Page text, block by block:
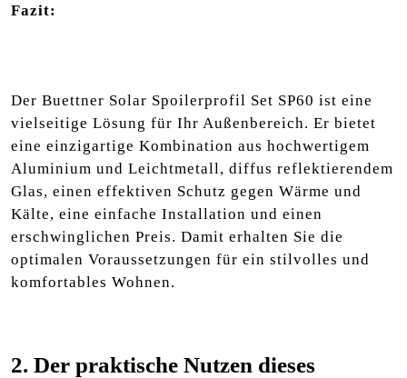
Fazit:
Der Buettner Solar Spoilerprofil Set SP60 ist eine
vielseitige Lösung für Ihr Außenbereich. Er bietet
eine einzigartige Kombination aus hochwertigem
Aluminium und Leichtmetall, diffus reflektierendem
Glas, einen effektiven Schutz gegen Wärme und
Kälte, eine einfache Installation und einen
erschwinglichen Preis. Damit erhalten Sie die
optimalen Voraussetzungen für ein stilvolles und
komfortables Wohnen.
2. Der praktische Nutzen dieses